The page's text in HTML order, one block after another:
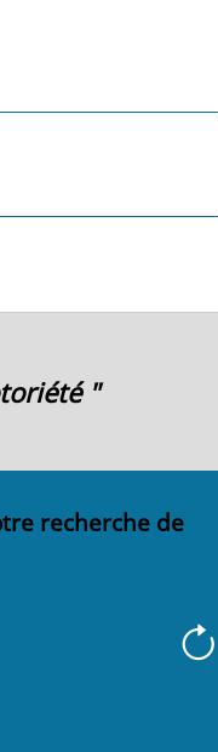
"
recherche de